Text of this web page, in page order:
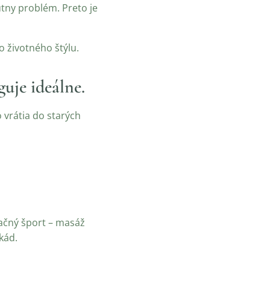
problém. Preto je
životného štýlu.
ideálne.
vrátia do starých
šport – masáž